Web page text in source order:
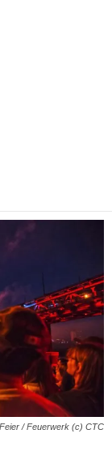
Feier / Feuerwerk (c) CTC